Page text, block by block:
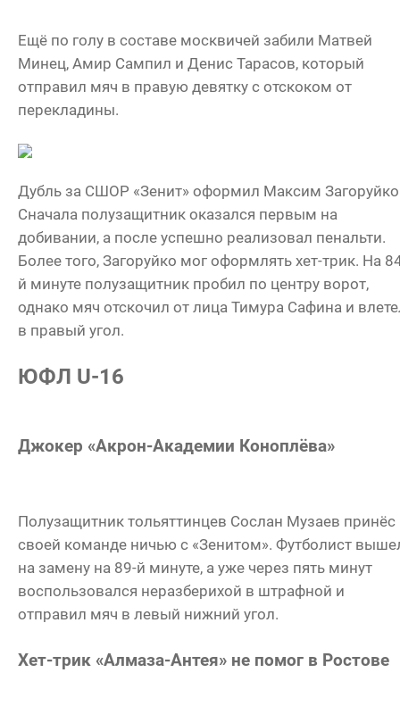
Ещё по голу в составе москвичей забили Матвей
Минец, Амир Сампил и Денис Тарасов, который
отправил мяч в правую девятку с отскоком от
перекладины.
Дубль за СШОР «Зенит» оформил Максим
Сначала полузащитник оказался первым на
добивании, а после успешно реализовал пенальти.
Более того, Загоруйко мог оформлять хет-трик. На
й минуте полузащитник пробил по центру ворот,
однако мяч отскочил от лица Тимура Сафина и
в правый угол.
ЮФЛ U-16
Джокер «Акрон-Академии Коноплёва»
Полузащитник тольяттинцев Сослан Музаев принёс
своей команде ничью с «Зенитом». Футболист
на замену на 89-й минуте, а уже через пять минут
воспользовался неразберихой в штрафной и
отправил мяч в левый нижний угол.
Хет-трик «Алмаза-Антея» не помог в Ростове